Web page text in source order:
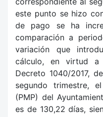
este punto se hizo
de pago se ha
comparación a
variación que
cálculo, en virtud
Decreto 1040/2017,
segundo trimestre,
(PMP) del
es de 130,22 días,